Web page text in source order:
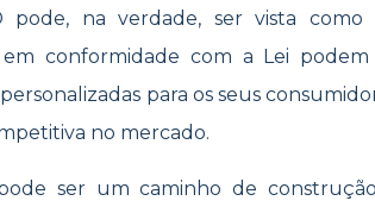
pode, na verdade, ser vista como
conformidade com a Lei
para os seus
no mercado.
ser um caminho de